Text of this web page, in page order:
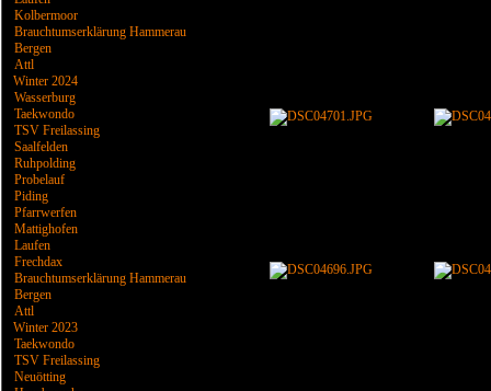
Kolbermoor
Brauchtumserklärung Hammerau
Bergen
Attl
Winter 2024
Wasserburg
Taekwondo
TSV Freilassing
Saalfelden
Ruhpolding
Probelauf
Piding
Pfarrwerfen
Mattighofen
Laufen
Frechdax
Brauchtumserklärung Hammerau
Bergen
Attl
Winter 2023
Taekwondo
TSV Freilassing
Neuötting